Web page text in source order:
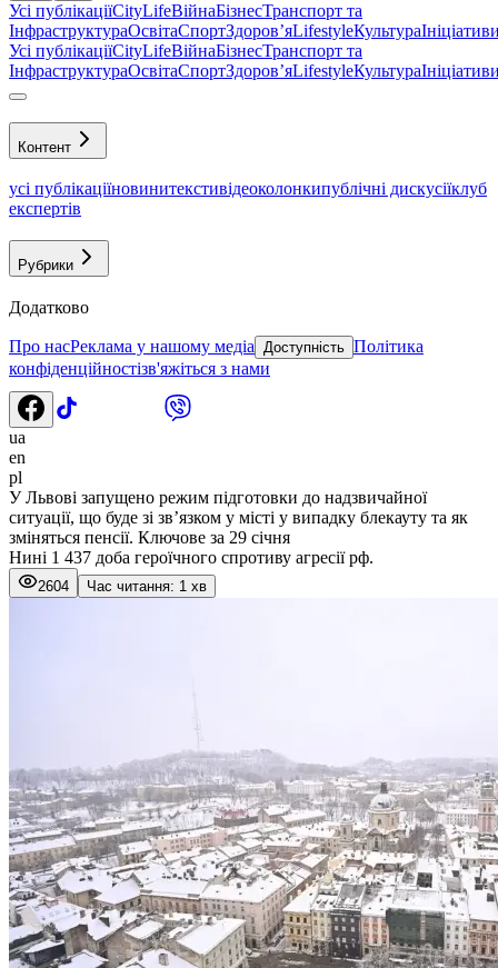
Усі публікаціїCityLifeВійнаБізнесТранспорт та
ІнфраструктураОсвітаСпортЗдоровʼяLifestyleКультура
Усі публікаціїCityLifeВійнаБізнесТранспорт та
ІнфраструктураОсвітаСпортЗдоровʼяLifestyleКультура
Контент
усі публікаціїновинитекстивідеоколонкипублічні дискусіїклуб
експертів
Рубрики
Додатково
Про насРеклама у нашому медіа Доступність Політика
конфіденційностізв'яжіться з нами
ua
en
pl
У Львові запущено режим підготовки до надзвичайної
ситуації, що буде зі зв’язком у місті у випадку блекауту та як
зміняться пенсії. Ключове за 29 січня
Нині 1 437 доба героїчного спротиву агресії рф.
2604 Час читання: 1 хв